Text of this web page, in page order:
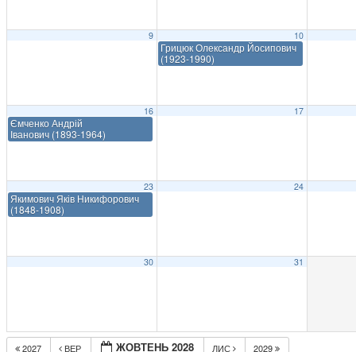
9 10
Грицюк Олександр Йосипович
(1923-1990)
16
Ємченко Андрій
Іванович (1893-1964)
17
23
Якимович Яків Никифорович
(1848-1908)
24
30 31
2027 ВЕР ЖОВТЕНЬ 2028 ЛИС 2029